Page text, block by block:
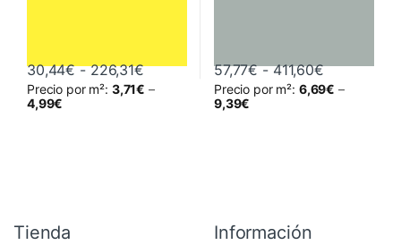
30,44€ - 226,31€Rango de precios: desde 30,44€
Precio por m²: 3,71€ –
4,99€
Este producto tiene múltiples variantes. Las opciones se
57,77€ - 411,60€Rango de
Precio por m²: 6,69€ –
9,39€
Este producto tiene múltiples
Tienda Información